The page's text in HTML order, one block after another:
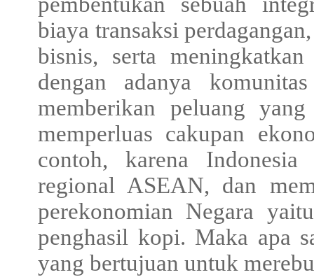
biaya transaksi
bisnis, serta
dengan adanya
memberikan peluang
memperluas cakupan
contoh, karena Indonesia
regional ASEAN, dan
perekonomian Negara
penghasil kopi. Maka apa
yang bertujuan untuk